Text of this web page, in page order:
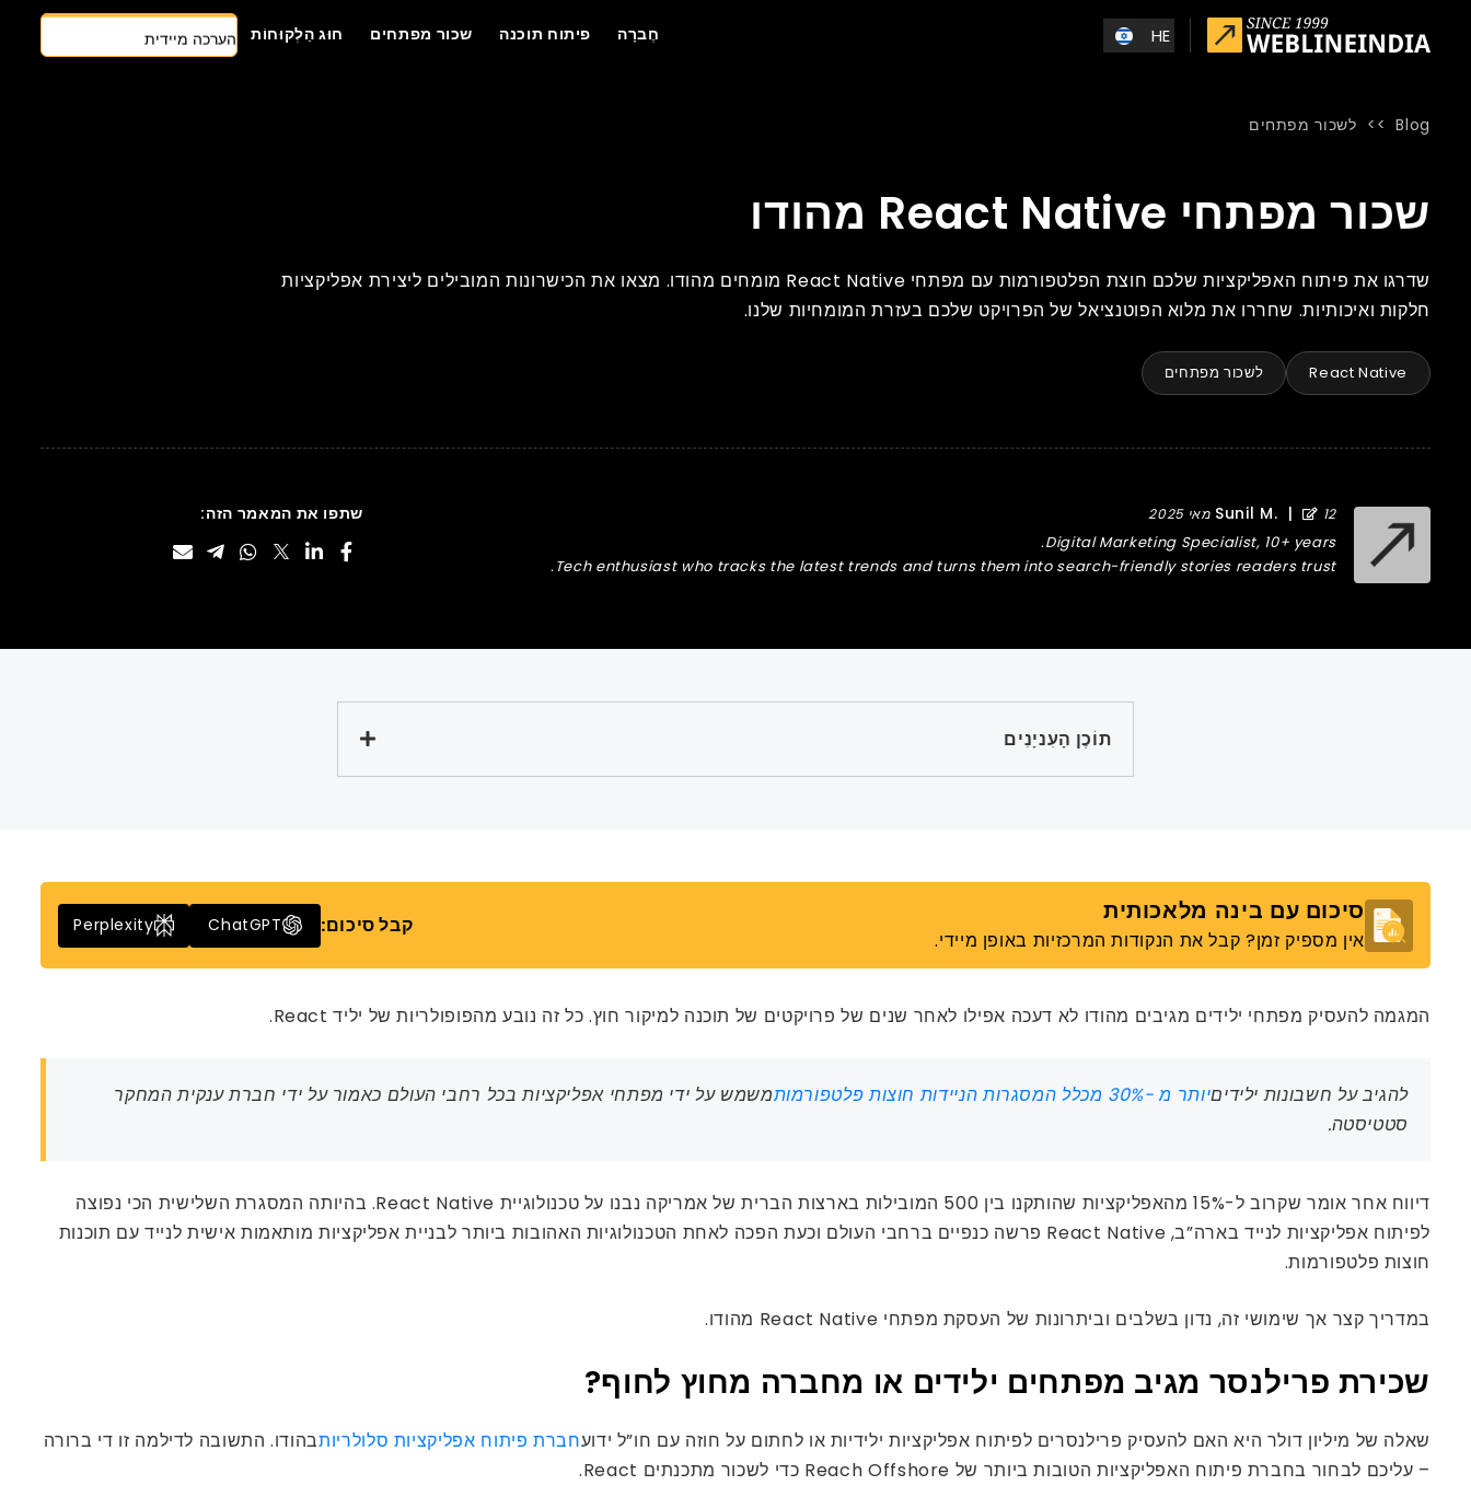
Skip to main content
HE חֶברָה פיתוח תוכנה שכור מפתחים חוּג הַלְקוּחוֹת
Blog
>> לשכור מפתחים
שכור מפתחי React Native מהודו
שדרגו את פיתוח האפליקציות שלכם חוצת הפלטפורמות עם מפתחי React Native מומחים מהודו. מצאו את הכישרונות המובילים ליצירת אפליקציות
חלקות ואיכותיות. שחררו את מלוא הפוטנציאל של הפרויקט שלכם בעזרת המומחיות שלנו.
React Native לשכור מפתחים
Sunil M. | 12 מאי 2025
Digital Marketing Specialist, 10+ years.
Tech enthusiast who tracks the latest trends and turns them into search-friendly stories readers trust.
שתפו את המאמר הזה:
תוֹכֶן הָעִניָנִים
סיכום עם בינה מלאכותית
אין מספיק זמן? קבל את הנקודות המרכזיות באופן מיידי.
קבל סיכום: ChatGPT
Perplexity
המגמה להעסיק מפתחי ילידים מגיבים מהודו לא דעכה אפילו לאחר שנים של פרויקטים של תוכנה למיקור חוץ. כל זה נובע מהפופולריות של יליד React.
להגיב על חשבונות ילידיםיותר מ -30% מכלל המסגרות הניידות חוצות פלטפורמות
משמש על ידי מפתחי אפליקציות בכל רחבי העולם כאמור על ידי חברת ענקית המחקר
סטטיסטה.
דיווח אחר אומר שקרוב ל-15% מהאפליקציות שהותקנו בין 500 המובילות בארצות הברית של אמריקה נבנו על טכנולוגיית React Native. בהיותה המסגרת השלישית הכי נפוצה
לפיתוח אפליקציות לנייד בארה”ב, React Native פרשה כנפיים ברחבי העולם וכעת הפכה לאחת הטכנולוגיות האהובות ביותר לבניית אפליקציות מותאמות אישית לנייד עם תוכנות
חוצות פלטפורמות.
במדריך קצר אך שימושי זה, נדון בשלבים וביתרונות של העסקת מפתחי React Native מהודו.
שכירת פרילנסר מגיב מפתחים ילידים או מחברה מחוץ לחוף?
שאלה של מיליון דולר היא האם להעסיק פרילנסרים לפיתוח אפליקציות ילידיות או לחתום על חוזה עם חו”ל ידועחברת פיתוח אפליקציות סלולריותבהודו. התשובה לדילמה זו די ברורה
– עליכם לבחור בחברת פיתוח האפליקציות הטובות ביותר של Reach Offshore כדי לשכור מתכנתים React.